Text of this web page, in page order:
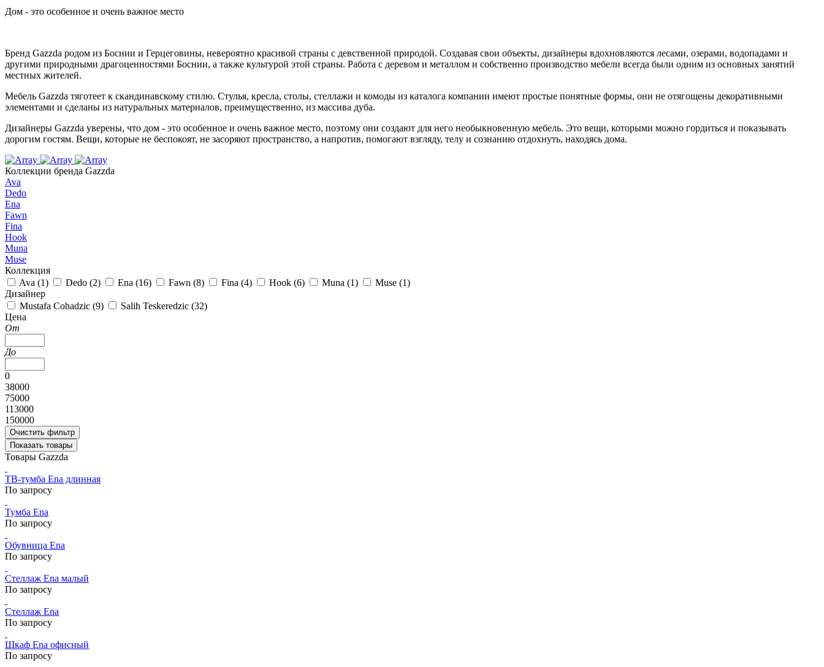
Дом - это особенное и очень важное место
Бренд Gazzda родом из Боснии и Герцеговины, невероятно красивой страны с девственной природой. Создавая свои объекты, дизайнеры вдохновляются лесами, озерами, водопадами и
другими природными драгоценностями Боснии, а также культурой этой страны. Работа с деревом и металлом и собственно производство мебели всегда были одним из основных занятий
местных жителей.
Мебель Gazzda тяготеет к скандинавскому стилю. Стулья, кресла, столы, стеллажи и комоды из каталога компании имеют простые понятные формы, они не отягощены декоративными
элементами и сделаны из натуральных материалов, преимущественно, из массива дуба.
Дизайнеры Gazzda уверены, что дом - это особенное и очень важное место, поэтому они создают для него необыкновенную мебель. Это вещи, которыми можно гордиться и показывать
дорогим гостям. Вещи, которые не беспокоят, не засоряют пространство, а напротив, помогают взгляду, телу и сознанию отдохнуть, находясь дома.
Коллекции бренда Gazzda
Ava
Dedo
Ena
Fawn
Fina
Hook
Muna
Muse
Коллекция
Ava (1) Dedo (2) Ena (16) Fawn (8) Fina (4) Hook (6) Muna (1) Muse (1)
Дизайнер
Mustafa Cohadzic (9) Salih Teskeredzic (32)
Цена
От
До
0
38000
75000
113000
150000
Очистить фильтр
Показать товары
Товары Gazzda
ТВ-тумба Ena длинная
По запросу
Тумба Ena
По запросу
Обувница Ena
По запросу
Стеллаж Ena малый
По запросу
Стеллаж Ena
По запросу
Шкаф Ena офисный
По запросу